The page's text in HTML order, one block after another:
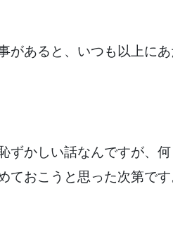
あると、いつも以上に
ずかしい話なんですが、
ておこうと思った次第です